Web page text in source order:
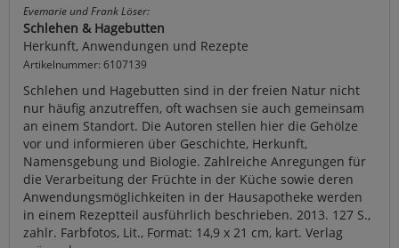
Evemarie und Frank Löser:
Schlehen & Hagebutten
Herkunft, Anwendungen und Rezepte
Artikelnummer: 6107139
Schlehen und Hagebutten sind in der freien Natur nicht
nur häufig anzutreffen, oft wachsen sie auch gemeinsam
an einem Standort. Die Autoren stellen hier die Gehölze
vor und informieren über Geschichte, Herkunft,
Namensgebung und Biologie. Zahlreiche Anregungen für
die Verarbeitung der Früchte in der Küche sowie deren
Anwendungsmöglichkeiten in der Hausapotheke werden
in einem Rezeptteil ausführlich beschrieben. 2013. 127 S.,
zahlr. Farbfotos, Lit., Format: 14,9 x 21 cm, kart. Verlag